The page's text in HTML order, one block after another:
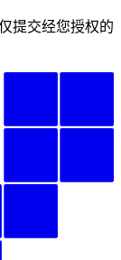
提交经您授权的